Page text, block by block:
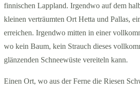
finnischen Lappland. Irgendwo auf dem
kleinen verträumten Ort Hetta und Pallas,
erreichen. Irgendwo mitten in einer
wo kein Baum, kein Strauch dieses
glänzenden Schneewüste vereiteln kann.
Einen Ort, wo aus der Ferne die Riesen